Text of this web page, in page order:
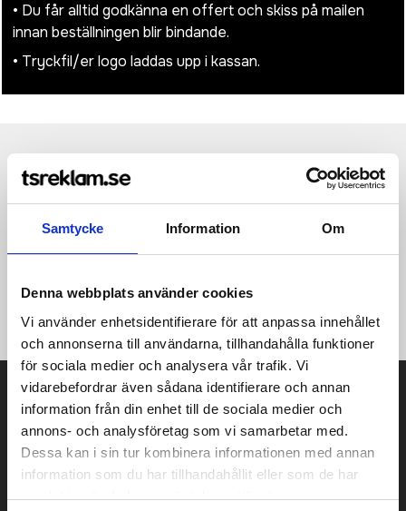
Samtycke Information Om
Denna webbplats använder cookies
Vi använder enhetsidentifierare för att anpassa innehållet
och annonserna till användarna, tillhandahålla funktioner
för sociala medier och analysera vår trafik. Vi
vidarebefordrar även sådana identifierare och annan
information från din enhet till de sociala medier och
annons- och analysföretag som vi samarbetar med.
Dessa kan i sin tur kombinera informationen med annan
information som du har tillhandahållit eller som de har
samlat in när du har använt deras tjänster.
• Du får alltid godkänna en offert och skiss på mailen
innan beställningen blir bindande.
• Tryckfil/er logo laddas upp i kassan.
Produktinformation Recensioner (954st)
Stor kylväska med plats för upp till 20 burkar. Fack på
framsidan för extra förvaring. Detaljerna på kylväskan är i
samma färg som utsidan. Med AWARE™ spårämne som bevisar
såld Impact-produkt kommer att doneras till Water.org. Utsida i
Prisuppgift på mailen?
Kontakta oss här för att få förslag på produkt och pris över
mailen.
Det går också utmärkt att bara ställa frågor!
KONTAKTA OSS